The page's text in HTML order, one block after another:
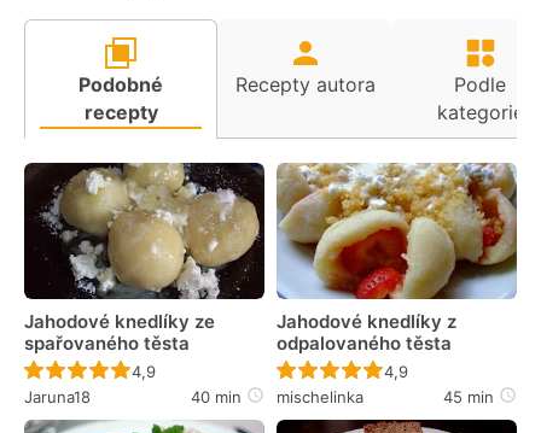
Podobné
recepty
Recepty autora
Podle
kategorie
Jahodové knedlíky ze
spařovaného těsta
Recept ještě nebyl hodnocen
4,9
Jaruna18
40 min
Jahodové knedlíky z
odpalovaného těsta
Recept ještě nebyl
4,9
mischelinka
45 min